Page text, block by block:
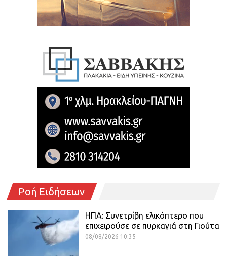
Ροή Ειδήσεων
ΗΠΑ: Συνετρίβη ελικόπτερο που
επιχειρούσε σε πυρκαγιά στη Γιούτα
08/08/2026 10:35